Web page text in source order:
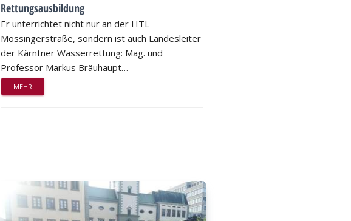
Rettungsausbildung
Er unterrichtet nicht nur an der HTL
Mössingerstraße, sondern ist auch Landesleiter
der Kärntner Wasserrettung: Mag. und
Professor Markus Bräuhaupt…
MEHR